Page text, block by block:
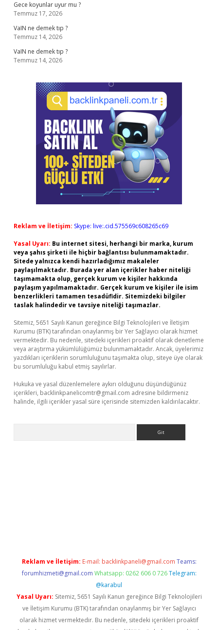
Gece koyunlar uyur mu ?
Temmuz 17, 2026
VaIN ne demek tıp ?
Temmuz 14, 2026
VaIN ne demek tıp ?
Temmuz 14, 2026
Reklam ve İletişim: Skype: live:.cid.575569c608265c69
Yasal Uyarı: Bu internet sitesi, herhangi bir marka, kurum
veya şahıs şirketi ile hiçbir bağlantısı bulunmamaktadır.
Sitede yalnızca kendi hazırladığımız makaleler
paylaşılmaktadır. Burada yer alan içerikler haber niteliği
taşımamakta olup, gerçek kurum ve kişiler hakkında
paylaşım yapılmamaktadır. Gerçek kurum ve kişiler ile isim
benzerlikleri tamamen tesadüfidir. Sitemizdeki bilgiler
taslak halindedir ve tavsiye niteliği taşımazlar.
Sitemiz, 5651 Sayılı Kanun gereğince Bilgi Teknolojileri ve İletişim
Kurumu (BTK) tarafından onaylanmış bir Yer Sağlayıcı olarak hizmet
vermektedir. Bu nedenle, sitedeki içerikleri proaktif olarak denetleme
veya araştırma yükümlülüğümüz bulunmamaktadır. Ancak, üyelerimiz
yazdıkları içeriklerin sorumluluğunu taşımakta olup, siteye üye olarak
bu sorumluluğu kabul etmiş sayılırlar.
Hukuka ve yasal düzenlemelere aykırı olduğunu düşündüğünüz
içerikleri, backlinkpanelicomtr@gmail.com adresine bildirmeniz
halinde, ilgili içerikler yasal süre içerisinde sitemizden kaldırılacaktır.
Reklam ve İletişim: E-mail: backlinkpaneli@gmail.com Teams:
forumhizmeti@gmail.com Whatsapp: 0262 606 0 726 Telegram:
@karabul
Yasal Uyarı: Sitemiz, 5651 Sayılı Kanun gereğince Bilgi Teknolojileri
ve İletişim Kurumu (BTK) tarafından onaylanmış bir Yer Sağlayıcı
olarak hizmet vermektedir. Bu nedenle, sitedeki içerikleri proaktif